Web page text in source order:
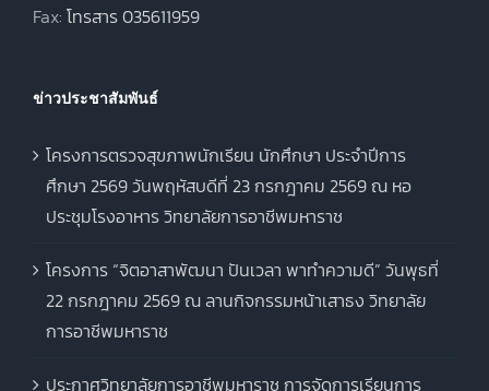
Fax: โทรสาร 035611959
ข่าวประชาสัมพันธ์
โครงการตรวจสุขภาพนักเรียน นักศึกษา ประจำปีการ
ศึกษา 2569 วันพฤหัสบดีที่ 23 กรกฎาคม 2569 ณ หอ
ประชุมโรงอาหาร วิทยาลัยการอาชีพมหาราช
โครงการ “จิตอาสาพัฒนา ปันเวลา พาทำความดี” วันพุธที่
22 กรกฎาคม 2569 ณ ลานกิจกรรมหน้าเสาธง วิทยาลัย
การอาชีพมหาราช
ประกาศวิทยาลัยการอาชีพมหาราช การจัดการเรียนการ